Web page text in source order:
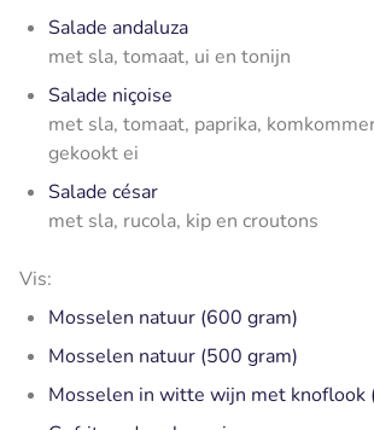
Salade andaluza
met sla, tomaat, ui en tonijn
Salade niçoise
met sla, tomaat, paprika,
gekookt ei
Salade césar
met sla, rucola, kip en croutons
Vis:
Mosselen natuur (600 gram)
Mosselen natuur (500 gram)
Mosselen in witte wijn met knoflook